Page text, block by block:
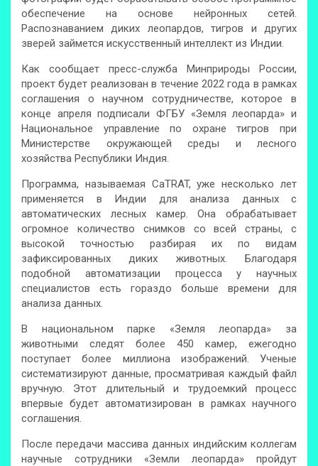
обеспечение на основе нейронных сетей.
Распознаванием диких леопардов, тигров и других
зверей займется искусственный интеллект из Индии.
Как сообщает пресс-служба Минприроды России,
проект будет реализован в течение 2022 года в рамках
соглашения о научном сотрудничестве, которое в
конце апреля подписали ФГБУ «Земля леопарда» и
Национальное управление по охране тигров при
Министерстве окружающей среды и лесного
хозяйства Республики Индия.
Программа, называемая CaTRAT, уже несколько лет
применяется в Индии для анализа данных с
автоматических лесных камер. Она обрабатывает
огромное количество снимков со всей страны, с
высокой точностью разбирая их по видам
зафиксированных диких животных. Благодаря
подобной автоматизации процесса у научных
специалистов есть гораздо больше времени для
анализа данных.
В национальном парке «Земля леопарда» за
животными следят более 450 камер, ежегодно
поступает более миллиона изображений. Ученые
систематизируют данные, просматривая каждый файл
вручную. Этот длительный и трудоемкий процесс
впервые будет автоматизирован в рамках научного
соглашения.
После передачи массива данных индийским коллегам
научные сотрудники «Земли леопарда» пройдут